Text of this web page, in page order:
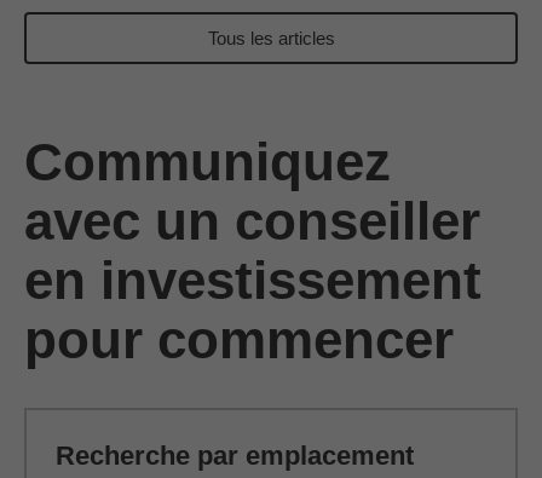
Tous les articles
Communiquez
avec un conseiller
en investissement
pour commencer
Recherche par emplacement